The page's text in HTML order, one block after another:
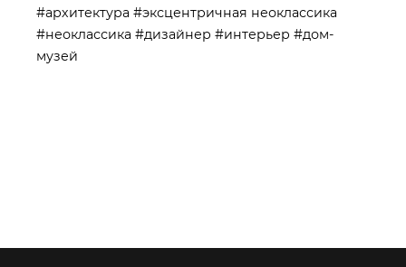
#архитектура #эксцентричная неоклассика
#неоклассика #дизайнер #интерьер #дом-
музей